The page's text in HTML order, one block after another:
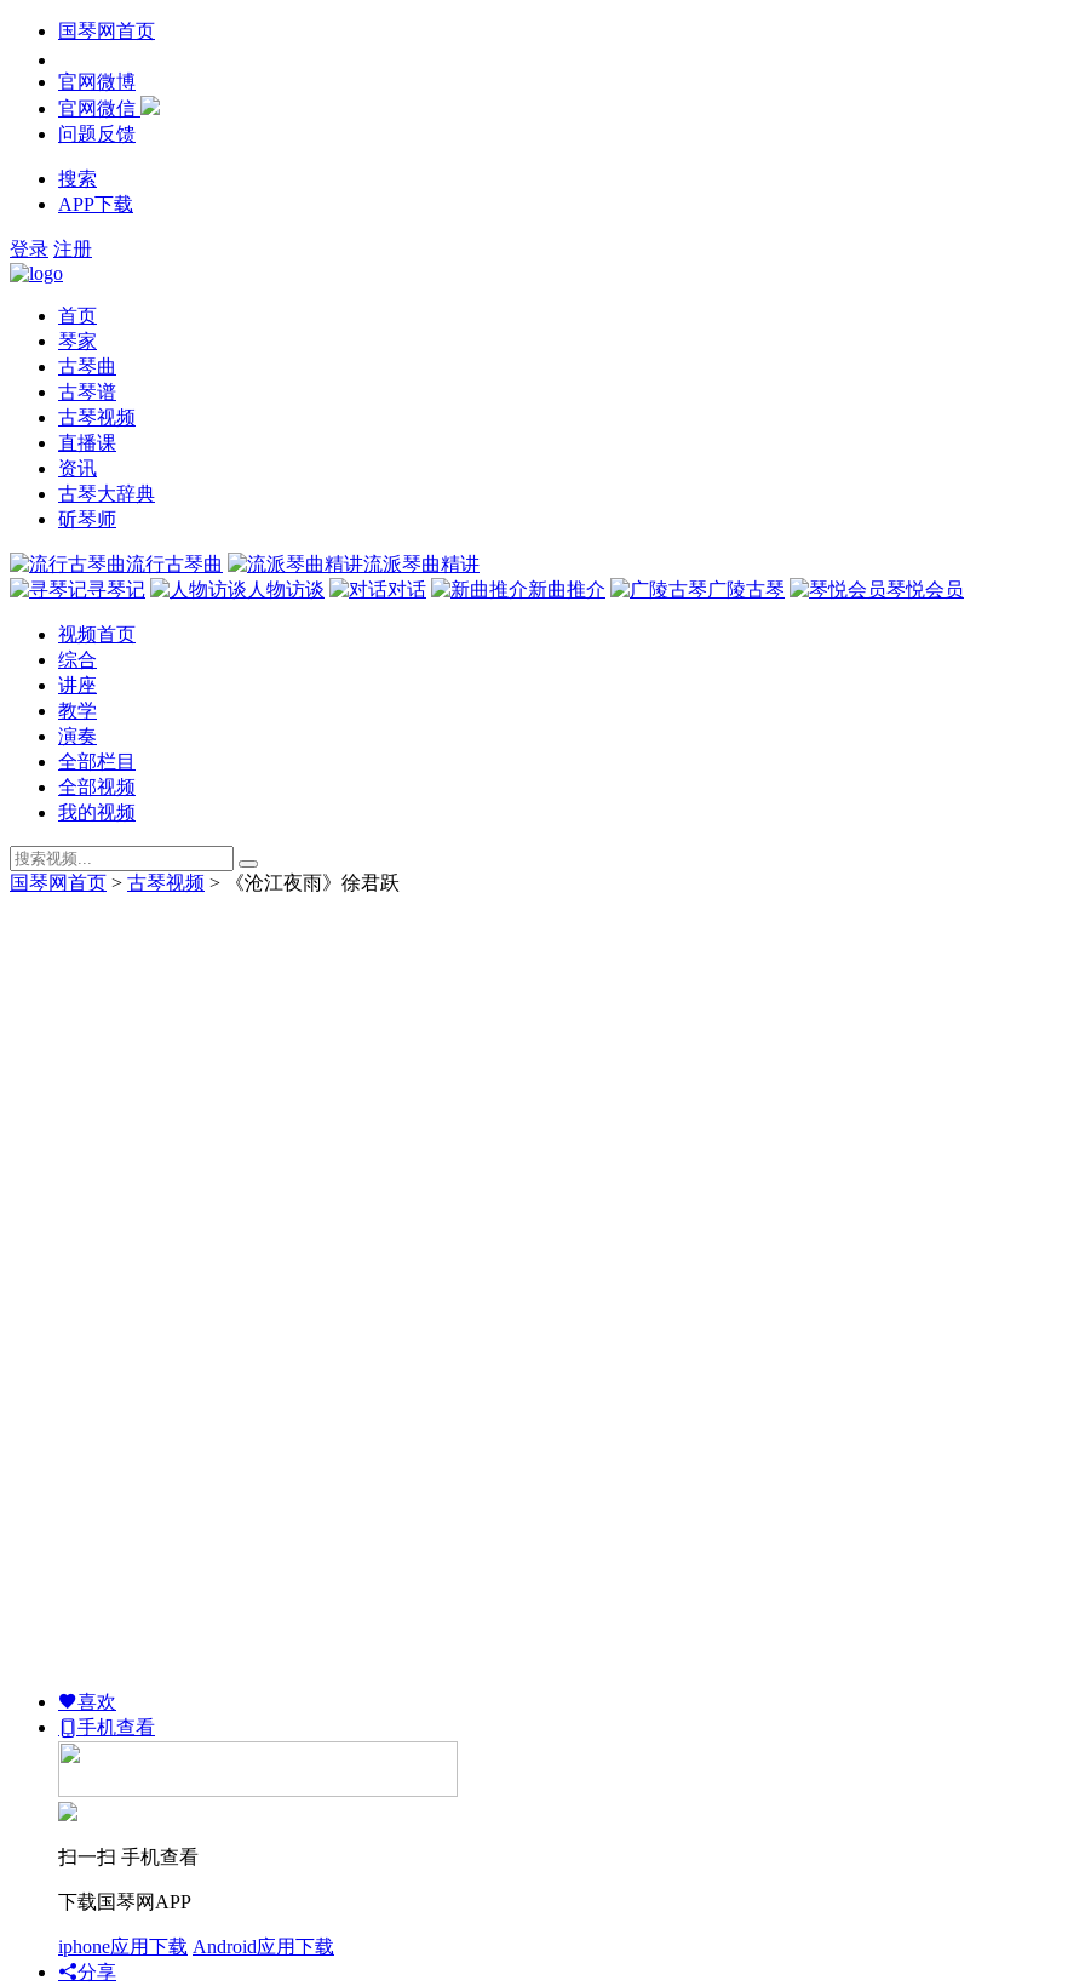
国琴网首页
官网微博
官网微信
问题反馈
搜索
APP下载
登录 注册
首页
琴家
古琴曲
古琴谱
古琴视频
直播课
资讯
古琴大辞典
斫琴师
流行古琴曲
流派琴曲精讲
寻琴记
人物访谈 对话 新曲推介 广陵古琴 琴悦会员
视频首页
综合
讲座
教学
演奏
全部栏目
全部视频
我的视频
国琴网首页 > 古琴视频 > 《沧江夜雨》徐君跃
喜欢
手机查看
扫一扫 手机查看
下载国琴网APP
iphone应用下载 Android应用下载
分享